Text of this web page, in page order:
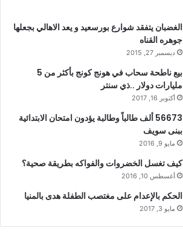
الغضبان يتفقد شوارع بورسعيد و يعد الاهالي بجعلها
جوهره القناه
ديسمبر 27, 2015
بيع ناطحة سحاب في هونج كونج بأكثر من 5
مليارات دولار ..ذي سنتر
أكتوبر 16, 2017
56673 ألف طالباً وطالبة يؤدون امتحان الابتدائية
ببنى سويف
مايو 9, 2016
كيف تغسل الخضروات والفواكه بطريقة صحية؟
أغسطس 10, 2016
الحكم بالإعدام على مغتصب الطفلة هدى بالمنيا
مايو 3, 2017